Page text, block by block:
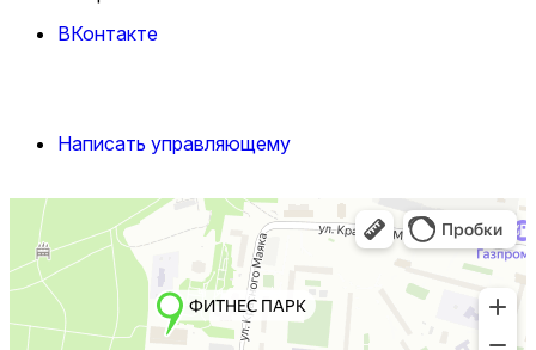
ВКонтакте
Написать управляющему